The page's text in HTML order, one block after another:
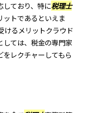
しており、特に税理士
ットであるといえま
けるメリットクラウド
しては、税金の専門家
レクチャーしてもら